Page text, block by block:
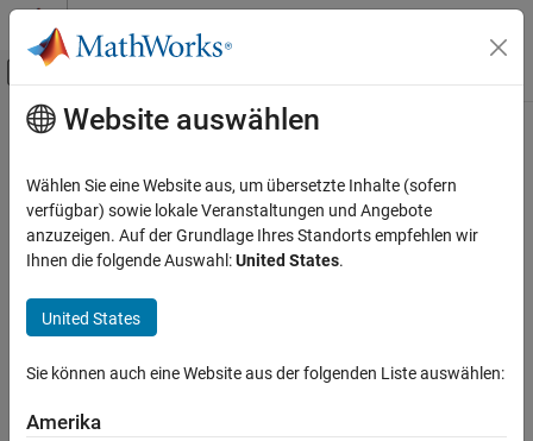
Weiter zum Inhalt
Umschaltung für Off-Canvas-
Startseite der Dokumentation
Kategorie
AUTOSAR Blockset
C2000 Microcontroller Blockset
Control System Toolbox
DDS Blockset
DO Qualification Kit
Hauptinhalt
How useful was this information?
Website auswählen
Wählen Sie eine Website aus, um übersetzte Inhalte (sofern
verfügbar) sowie lokale Veranstaltungen und Angebote
anzuzeigen. Auf der Grundlage Ihres Standorts empfehlen wir
Ihnen die folgende Auswahl:United States.
United States
Sie können auch eine Website aus der folgenden Liste auswählen:
Amerika